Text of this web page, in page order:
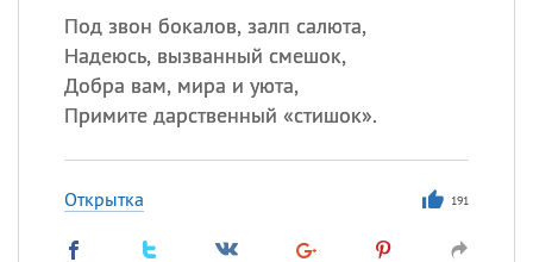
Под звон бокалов, залп салюта,
Надеюсь, вызванный смешок,
Добра вам, мира и уюта,
Примите дарственный «стишок».
Открытка 191